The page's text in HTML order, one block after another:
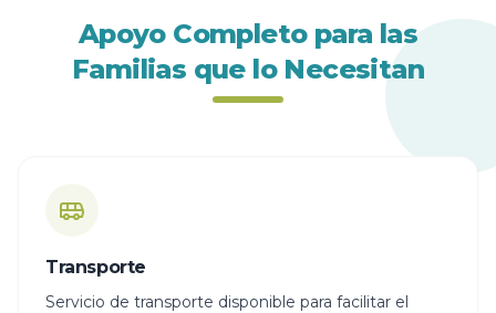
Apoyo Completo para las
Familias que lo Necesitan
Transporte
Servicio de transporte disponible para facilitar el